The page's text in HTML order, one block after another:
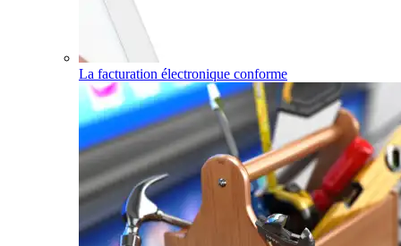
La facturation électronique conforme